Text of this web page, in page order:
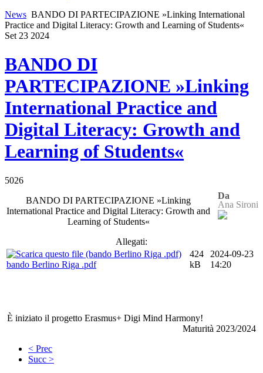
News BANDO DI PARTECIPAZIONE »Linking International
Practice and Digital Literacy: Growth and Learning of Students«
Set 23 2024
BANDO DI
PARTECIPAZIONE »Linking
International Practice and
Digital Literacy: Growth and
Learning of Students«
5026
Da
Ana Sironi
BANDO DI PARTECIPAZIONE »Linking
International Practice and Digital Literacy: Growth and
Learning of Students«
Allegati:
bando Berlino Riga .pdf
424
kB
2024-09-23
14:20
È iniziato il progetto Erasmus+ Digi Mind Harmony!
Maturità 2023/2024
< Prec
Succ >